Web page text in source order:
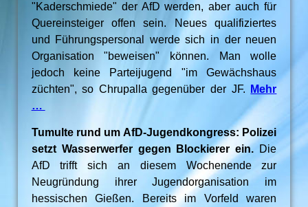
"Kaderschmiede" der AfD werden, aber auch für
Quereinsteiger offen sein. Neues qualifiziertes
und Führungspersonal werde sich in der neuen
Organisation "beweisen" können. Man wolle
jedoch keine Parteijugend "im Gewächshaus
züchten", so Chrupalla gegenüber der JF.
Mehr
…
Tumulte rund um AfD-Jugendkongress: Polizei
setzt Wasserwerfer gegen Blockierer ein. Die
AfD trifft sich an diesem Wochenende zur
Neugründung ihrer Jugendorganisation im
hessischen Gießen. Bereits im Vorfeld waren